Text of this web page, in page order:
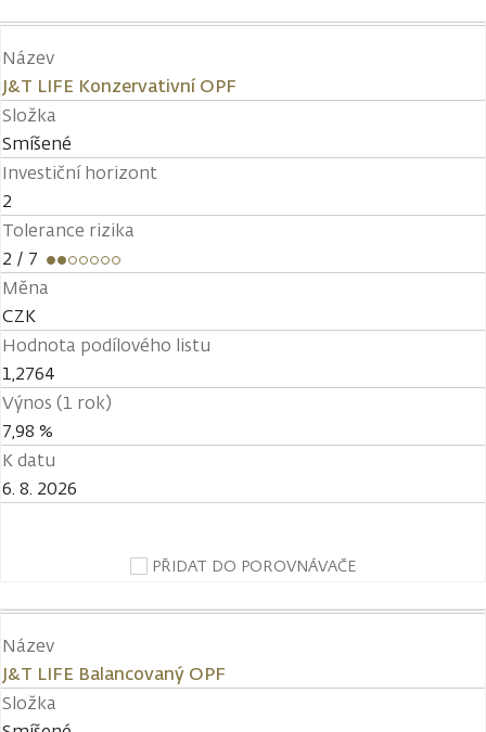
Název
J&T LIFE Konzervativní OPF
Složka
Smíšené
Investiční horizont
2
Tolerance rizika
2 / 7
Měna
CZK
Hodnota podílového listu
1,2764
Výnos (1 rok)
7,98 %
K datu
6. 8. 2026
PŘIDAT DO POROVNÁVAČE
Název
J&T LIFE Balancovaný OPF
Složka